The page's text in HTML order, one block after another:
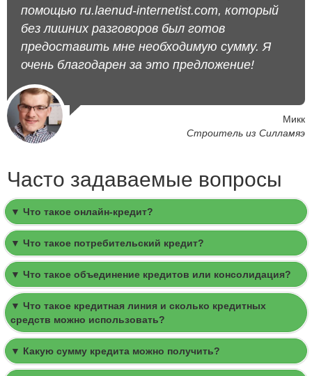
помощью ru.laenud-internetist.com, который
без лишних разговоров был готов
предоставить мне необходимую сумму. Я
очень благодарен за это предложение!
Микк
Строитель из Силламяэ
Часто задаваемые вопросы
▼ Что такое онлайн-кредит?
▼ Что такое потребительский кредит?
▼ Что такое объединение кредитов или консолидация?
▼ Что такое кредитная линия и сколько кредитных
средств можно использовать?
▼ Какую сумму кредита можно получить?